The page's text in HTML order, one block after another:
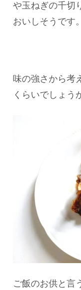
や玉ねぎの千切
おいしそうです。
味の強さから考
くらいでしょう
ご飯のお供と言